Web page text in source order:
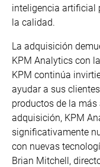
inteligencia artificial
la calidad.
La adquisición
KPM Analytics con
KPM continúa
ayudar a sus
productos de la
adquisición, KPM
significativamente
con nuevas
Brian Mitchell,